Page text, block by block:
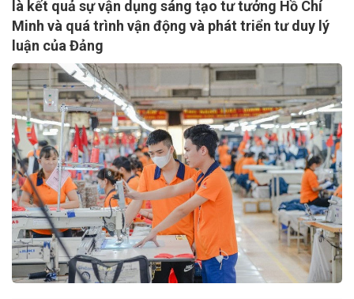
là kết quả sự vận dụng sáng tạo tư tưởng Hồ Chí
Minh và quá trình vận động và phát triển tư duy lý
luận của Đảng